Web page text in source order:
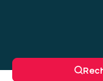
Une formation
de découvrir